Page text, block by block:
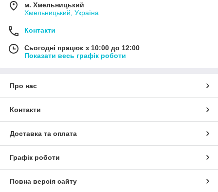
м. Хмельницький
Хмельницький, Україна
Контакти
Сьогодні працює з 10:00 до 12:00
Показати весь графік роботи
Про нас
Контакти
Доставка та оплата
Графік роботи
Повна версія сайту